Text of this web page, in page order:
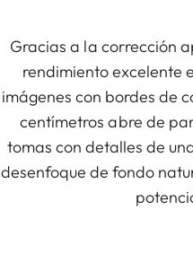
Gracias a la corrección
rendimiento excelente
imágenes con bordes de
centímetros abre de
tomas con detalles de
desenfoque de fondo